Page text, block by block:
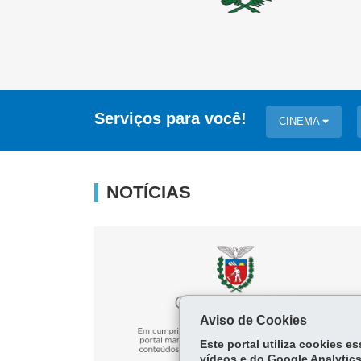
Serviços para você! CINEMA
NOTÍCIAS
Aviso de Cookies
Este portal utiliza cookies